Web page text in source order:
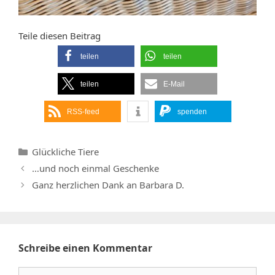
Teile diesen Beitrag
teilen teilen
teilen E-Mail
RSS-feed spenden
Kategorien
Glückliche Tiere
…und noch einmal Geschenke
Ganz herzlichen Dank an Barbara D.
Schreibe einen Kommentar